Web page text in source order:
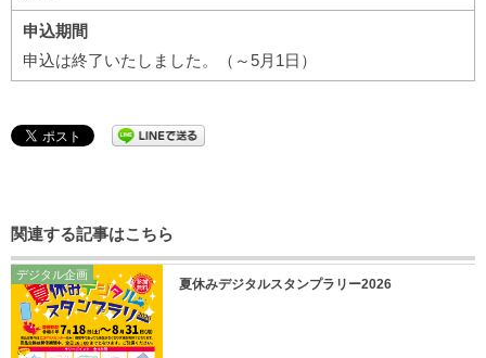
申込期間
申込は終了いたしました。（～5月1日）
関連する記事はこちら
デジタル企画
夏休みデジタルスタンプラリー2026